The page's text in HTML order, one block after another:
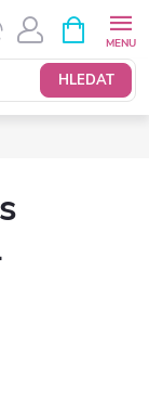
HLEDAT
NÁKUPNÍ
KOŠÍK